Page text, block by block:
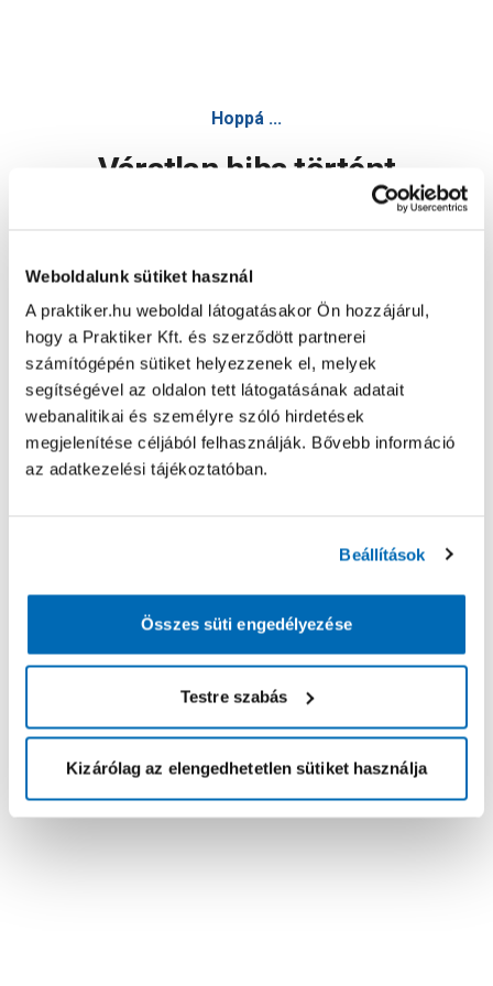
Weboldalunk sütiket használ
A praktiker.hu weboldal látogatásakor Ön hozzájárul,
hogy a Praktiker Kft. és szerződött partnerei
számítógépén sütiket helyezzenek el, melyek
segítségével az oldalon tett látogatásának adatait
webanalitikai és személyre szóló hirdetések
megjelenítése céljából felhasználják. Bővebb információ
az adatkezelési tájékoztatóban.
Beállítások
Összes süti engedélyezése
Testre szabás
Kizárólag az elengedhetetlen sütiket használja
Hoppá ...
Váratlan hiba történt
Oldal újratöltése